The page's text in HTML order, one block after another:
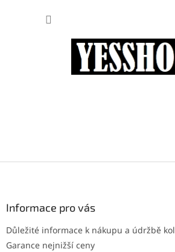
Informace pro vás
Důležité informace k nákupu a údržbě kol
Garance nejnižší ceny